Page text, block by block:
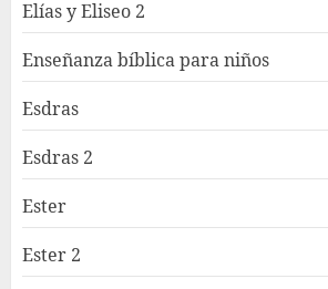
Elías y Eliseo 2
Enseñanza bíblica para niños
Esdras
Esdras 2
Ester
Ester 2